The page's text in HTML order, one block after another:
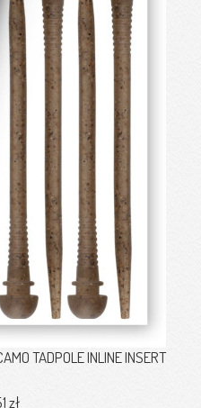
TADPOLE INLINE INSERT
zł